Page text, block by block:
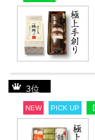
3位
NEW PICK UP